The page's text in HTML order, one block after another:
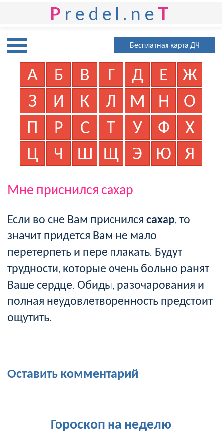
P redel.ne T
Бесплатная карта ДЧ
А Б В Г Д Е
Ж
З
И К Л М Н
О
П
Р С Т У Ф
Х
Ц
Ч Ш Щ Э Ю Я
Мне приснился сахар
Если во сне Вам приснился сахар, то
значит придется Вам не мало
перетерпеть и пере плакать. Будут
трудности, которые очень больно ранят
Ваше сердце. Обиды, разочарования и
полная неудовлетворенность предстоит
ощутить.
Оставить комментарий
Гороскоп на неделю